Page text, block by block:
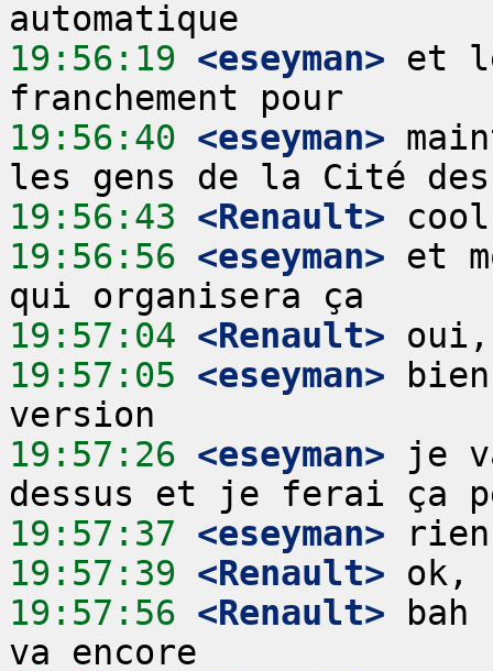
19:56:19 <eseyman> et
19:56:40 <eseyman>
19:56:43 <Renault>
19:56:56 <eseyman> et
19:57:04 <Renault>
19:57:05 <eseyman>
19:57:26 <eseyman> je
19:57:37 <eseyman>
19:57:39 <Renault>
19:57:56 <Renault>